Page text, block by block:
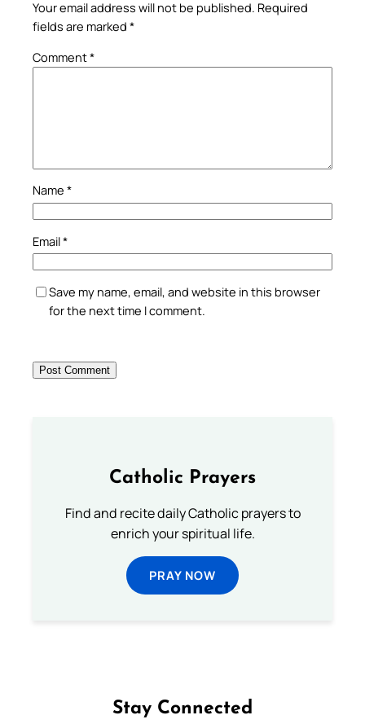
Your email address will not be published. Required
fields are marked *
Comment*
Name *
Email*
Save my name, email, and website in this browser
for the next time I comment.
Catholic Prayers
Find and recite daily Catholic prayers to
enrich your spiritual life.
PRAY NOW
Stay Connected